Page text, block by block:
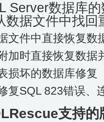
Server数据库
数据文件中找回
文件中直接恢复数
加时直接恢复数据
损坏的数据库修复
复SQL 823错误、
支持的